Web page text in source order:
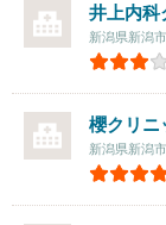
井上内科
新潟県新潟
櫻クリニ
新潟県新潟